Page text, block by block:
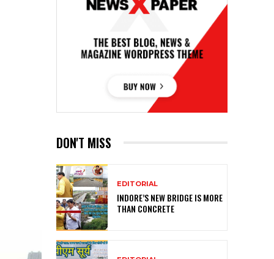
DON'T MISS
EDITORIAL
INDORE’S NEW BRIDGE IS MORE
THAN CONCRETE